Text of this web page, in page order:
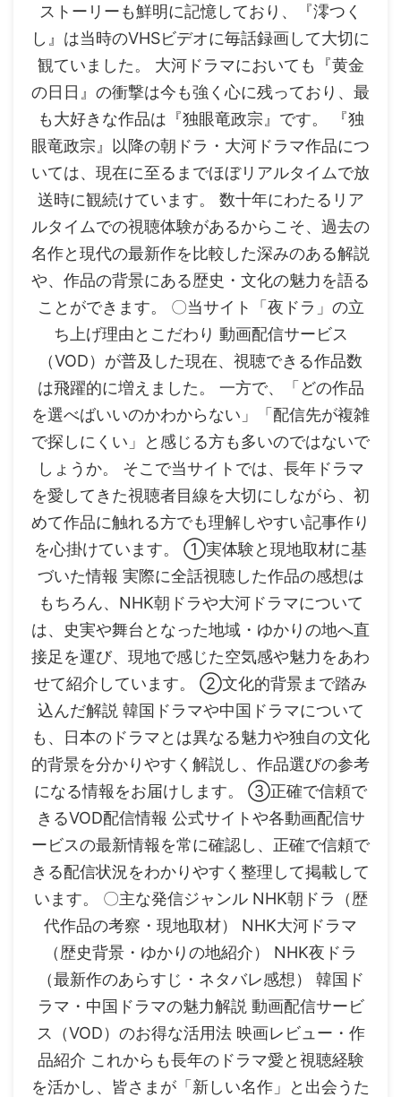
ストーリーも鮮明に記憶しており、『澪つく
し』は当時のVHSビデオに毎話録画して大切に
観ていました。 大河ドラマにおいても『黄金
の日日』の衝撃は今も強く心に残っており、最
も大好きな作品は『独眼竜政宗』です。 『独
眼竜政宗』以降の朝ドラ・大河ドラマ作品につ
いては、現在に至るまでほぼリアルタイムで放
送時に観続けています。 数十年にわたるリア
ルタイムでの視聴体験があるからこそ、過去の
名作と現代の最新作を比較した深みのある解説
や、作品の背景にある歴史・文化の魅力を語る
ことができます。 〇当サイト「夜ドラ」の立
ち上げ理由とこだわり 動画配信サービス
（VOD）が普及した現在、視聴できる作品数
は飛躍的に増えました。 一方で、「どの作品
を選べばいいのかわからない」「配信先が複雑
で探しにくい」と感じる方も多いのではないで
しょうか。 そこで当サイトでは、長年ドラマ
を愛してきた視聴者目線を大切にしながら、初
めて作品に触れる方でも理解しやすい記事作り
を心掛けています。 ①実体験と現地取材に基
づいた情報 実際に全話視聴した作品の感想は
もちろん、NHK朝ドラや大河ドラマについて
は、史実や舞台となった地域・ゆかりの地へ直
接足を運び、現地で感じた空気感や魅力をあわ
せて紹介しています。 ②文化的背景まで踏み
込んだ解説 韓国ドラマや中国ドラマについて
も、日本のドラマとは異なる魅力や独自の文化
的背景を分かりやすく解説し、作品選びの参考
になる情報をお届けします。 ③正確で信頼で
きるVOD配信情報 公式サイトや各動画配信サ
ービスの最新情報を常に確認し、正確で信頼で
きる配信状況をわかりやすく整理して掲載して
います。 〇主な発信ジャンル NHK朝ドラ（歴
代作品の考察・現地取材） NHK大河ドラマ
（歴史背景・ゆかりの地紹介） NHK夜ドラ
（最新作のあらすじ・ネタバレ感想） 韓国ド
ラマ・中国ドラマの魅力解説 動画配信サービ
ス（VOD）のお得な活用法 映画レビュー・作
品紹介 これからも長年のドラマ愛と視聴経験
を活かし、皆さまが「新しい名作」と出会うた